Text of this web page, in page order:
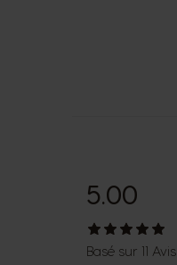
5.00
Basé sur 11 Avis